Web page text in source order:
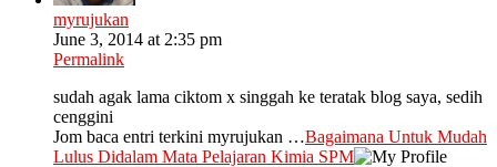
myrujukan
June 3, 2014 at 2:35 pm
Permalink
sudah agak lama ciktom x singgah ke teratak blog saya, sedih
cenggini
Jom baca entri terkini myrujukan …Bagaimana Untuk Mudah
Lulus Didalam Mata Pelajaran Kimia SPM